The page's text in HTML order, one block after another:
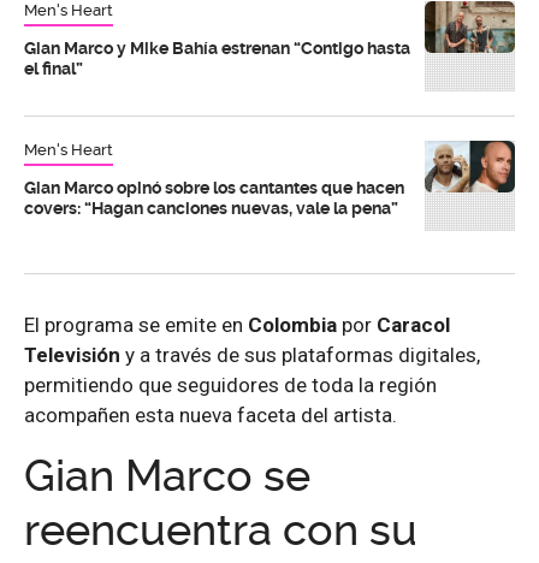
Men's Heart
Gian Marco y Mike Bahía estrenan “Contigo hasta
el final”
Men's Heart
Gian Marco opinó sobre los cantantes que hacen
covers: “Hagan canciones nuevas, vale la pena”
El programa se emite en Colombia por Caracol
Televisión y a través de sus plataformas digitales,
permitiendo que seguidores de toda la región
acompañen esta nueva faceta del artista.
Gian Marco se
reencuentra con su